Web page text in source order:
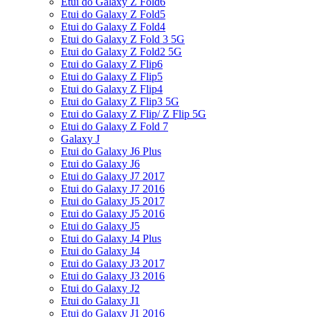
Etui do Galaxy Z Fold5
Etui do Galaxy Z Fold4
Etui do Galaxy Z Fold 3 5G
Etui do Galaxy Z Fold2 5G
Etui do Galaxy Z Flip6
Etui do Galaxy Z Flip5
Etui do Galaxy Z Flip4
Etui do Galaxy Z Flip3 5G
Etui do Galaxy Z Flip/ Z Flip 5G
Etui do Galaxy Z Fold 7
Galaxy J
Etui do Galaxy J6 Plus
Etui do Galaxy J6
Etui do Galaxy J7 2017
Etui do Galaxy J7 2016
Etui do Galaxy J5 2017
Etui do Galaxy J5 2016
Etui do Galaxy J5
Etui do Galaxy J4 Plus
Etui do Galaxy J4
Etui do Galaxy J3 2017
Etui do Galaxy J3 2016
Etui do Galaxy J2
Etui do Galaxy J1
Etui do Galaxy J1 2016